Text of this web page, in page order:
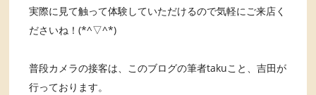
実際に見て触って体験していただけるので気軽にご来店く
ださいね！(*^▽^*)
普段カメラの接客は、このブログの筆者takuこと、吉田が
行っております。